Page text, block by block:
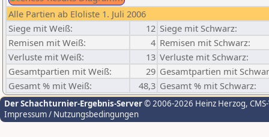
Alle Partien ab Eloliste 1. Juli 2006
Siege mit Weiß:
12 Siege mit Schwarz:
Remisen mit Weiß:
4 Remisen mit Schwarz:
Verluste mit Weiß:
13 Verluste mit Schwarz:
Gesamtpartien mit Weiß:
29 Gesamtpartien mit
Gesamt % mit Weiß:
48,3 Gesamt % mit Schwarz:
Der Schachturnier-Ergebnis-Server© 2006-2026 Heinz Herzog,
Impressum / Nutzungsbedingungen